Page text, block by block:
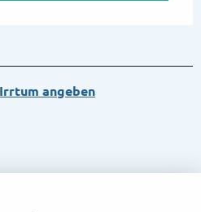
angeben